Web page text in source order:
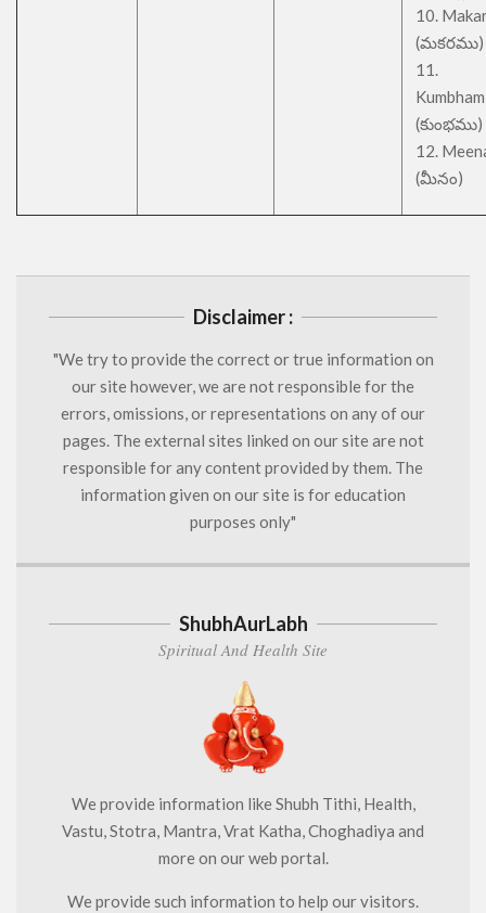
10.
(మకరము)
11.
Kumbham
(కుంభము)
12.
(మీనం)
Disclaimer :
"We try to provide the correct or true information on
our site however, we are not responsible for the
errors, omissions, or representations on any of our
pages. The external sites linked on our site are not
responsible for any content provided by them. The
information given on our site is for education
purposes only"
ShubhAurLabh
Spiritual And Health Site
We provide information like Shubh Tithi, Health,
Vastu, Stotra, Mantra, Vrat Katha, Choghadiya and
more on our web portal.
We provide such information to help our visitors.